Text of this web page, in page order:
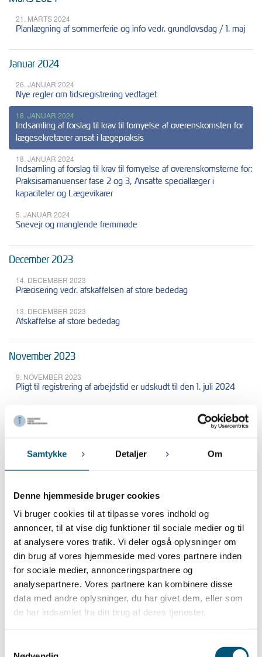
Samtykke Detaljer Om
Denne hjemmeside bruger cookies
Vi bruger cookies til at tilpasse vores indhold og
annoncer, til at vise dig funktioner til sociale medier og til
at analysere vores trafik. Vi deler også oplysninger om
din brug af vores hjemmeside med vores partnere inden
for sociale medier, annonceringspartnere og
analysepartnere. Vores partnere kan kombinere disse
data med andre oplysninger, du har givet dem, eller som
de har indsamlet fra din brug af deres tjenester.
21. MARTS 2024
Planlægning af sommerferie og info vedr. grundlovsdag / 1. maj
Januar 2024
26. JANUAR 2024
Nye regler om tidsregistrering vedtaget
18. JANUAR 2024
Indsamling af forslag til krav til fornyelse af overenskomsten for
lægesekretærer ansat i lægepraksis
18. JANUAR 2024
Indsamling af forslag til krav til fornyelse af overenskomsterne for:
Praksisamanuenser fase 2 og 3, Ansatte speciallæger i
kapaciteter og Lægevikarer
5. JANUAR 2024
Snevejr og manglende fremmøde
December 2023
14. DECEMBER 2023
Præcisering vedr. afskaffelsen af store bededag
13. DECEMBER 2023
Afskaffelse af store bededag
November 2023
9. NOVEMBER 2023
Pligt til registrering af arbejdstid er udskudt til den 1. juli 2024
PLA’s repræsentantskabsmøde
Oktober 2023
27. OKTOBER 2023
praksisbioanalytikere i lægepraksis pr. 1. december 2023
13. OKTOBER 2023
Nye regler om tidsregistrering
11. OKTOBER 2023
OBS: Husk særlige regler ved ferielukning i julen
2. OKTOBER 2023
Lønregulering for lægevikar og praksisamanuensis pr. 1. oktober
2023